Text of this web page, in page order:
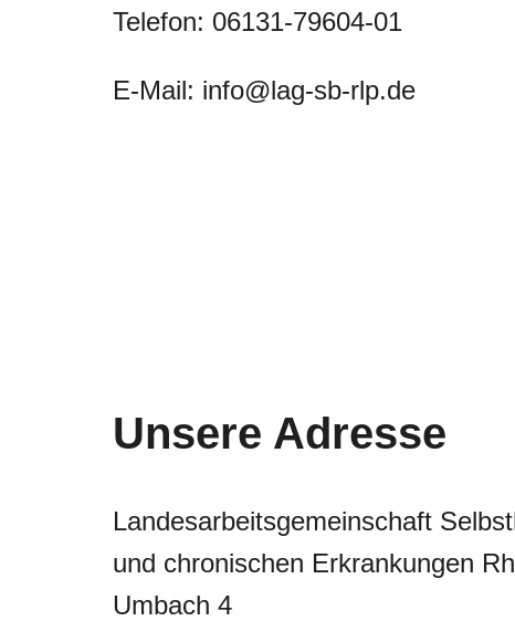
Telefon: 06131-79604-01
E-Mail: info@lag-sb-rlp.de
Unsere Adresse
Landesarbeitsgemeinschaft
und chronischen Erkrankungen
Umbach 4